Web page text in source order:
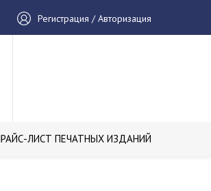
Регистрация / Авторизация
ЛИСТ ПЕЧАТНЫХ ИЗДАНИЙ